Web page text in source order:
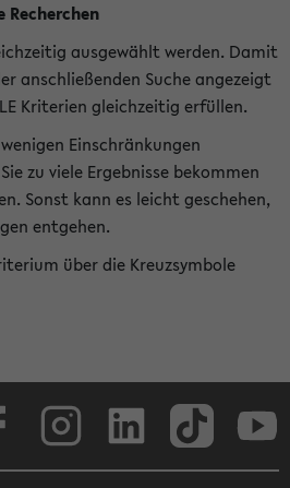
Recherchen
ausgewählt werden. Damit
anschließenden Suche angezeigt
Kriterien gleichzeitig erfüllen.
Einschränkungen
zu viele Ergebnisse bekommen
Sonst kann es leicht geschehen,
entgehen.
über die Kreuzsymbole